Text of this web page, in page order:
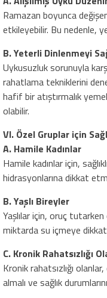
Ramazan boyunca
etkileyebilir. Bu nedenle,
B. Yeterli Dinlenmeyi
Uykusuzluk sorunuyla
rahatlama tekniklerini
hafif bir atıştırmalık
olabilir.
VI. Özel Gruplar için
A. Hamile Kadınlar
Hamile kadınlar için,
hidrasyonlarına dikkat
B. Yaşlı Bireyler
Yaşlılar için, oruç
miktarda su içmeye
C. Kronik Rahatsızlığı
Kronik rahatsızlığı
almalı ve sağlık